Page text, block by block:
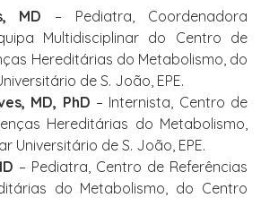
MD – Pediatra, Coordenadora
Multidisciplinar do Centro de
Hereditárias do Metabolismo, do
de S. João, EPE.
MD, PhD – Internista, Centro de
Hereditárias do Metabolismo,
Universitário de S. João, EPE.
– Pediatra, Centro de Referências
do Metabolismo, do Centro